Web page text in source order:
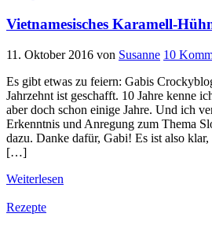
Vietnamesisches Karamell-
11. Oktober 2016 von Susanne 10
Es gibt etwas zu feiern: Gabis
Jahrzehnt ist geschafft. 10 Jahre kenne
aber doch schon einige Jahre. Und ich
Erkenntnis und Anregung zum Thema
dazu. Danke dafür, Gabi! Es ist also klar,
[…]
Weiterlesen
Rezepte